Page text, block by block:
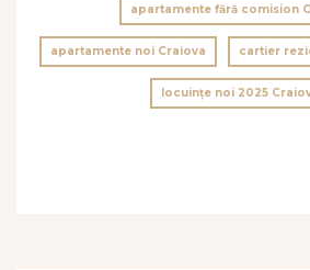
apartamente fără comision
apartamente noi Craiova cartier
locuințe noi 2025